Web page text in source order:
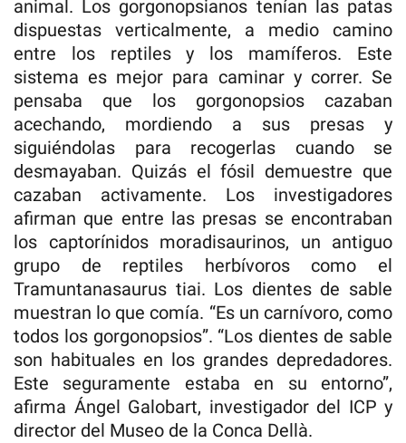
animal. Los gorgonopsianos tenían las patas
dispuestas verticalmente, a medio camino
entre los reptiles y los mamíferos. Este
sistema es mejor para caminar y correr. Se
pensaba que los gorgonopsios cazaban
acechando, mordiendo a sus presas y
siguiéndolas para recogerlas cuando se
desmayaban. Quizás el fósil demuestre que
cazaban activamente. Los investigadores
afirman que entre las presas se encontraban
los captorínidos moradisaurinos, un antiguo
grupo de reptiles herbívoros como el
Tramuntanasaurus tiai. Los dientes de sable
muestran lo que comía. “Es un carnívoro, como
todos los gorgonopsios”. “Los dientes de sable
son habituales en los grandes depredadores.
Este seguramente estaba en su entorno”,
afirma Ángel Galobart, investigador del ICP y
director del Museo de la Conca Dellà.